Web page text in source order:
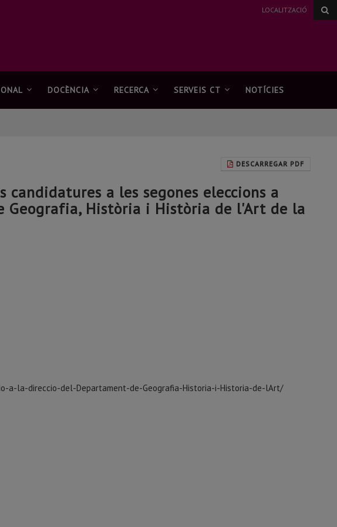
LOCALITZACIÓ
DOCÈNCIA RECERCA SERVEIS CT NOTÍCIES
DESCARREGAR PDF
candidatures a les segones eleccions a
Història i Història de l'Art de la
a-la-direccio-del-Departament-de-Geografia-Historia-i-Historia-de-lArt/